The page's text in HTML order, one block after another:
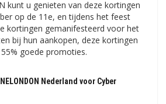
kunt u genieten van deze kortingen
op de 11e, en tijdens het feest
kortingen gemanifesteerd voor het
bij hun aankopen, deze kortingen
goede promoties.
Nederland voor Cyber